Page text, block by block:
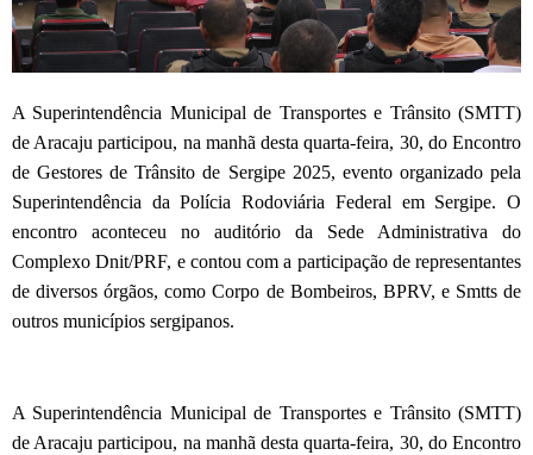
A Superintendência Municipal de Transportes e Trânsito (SMTT)
de Aracaju participou, na manhã desta quarta-feira, 30, do Encontro
de Gestores de Trânsito de Sergipe 2025, evento organizado pela
Superintendência da Polícia Rodoviária Federal em Sergipe. O
encontro aconteceu no auditório da Sede Administrativa do
Complexo Dnit/PRF, e contou com a participação de representantes
de diversos órgãos, como Corpo de Bombeiros, BPRV, e Smtts de
outros municípios sergipanos.
A Superintendência Municipal de Transportes e Trânsito (SMTT)
de Aracaju participou, na manhã desta quarta-feira, 30, do Encontro